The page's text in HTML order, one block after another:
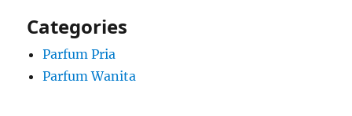
Categories
Parfum Pria
Parfum Wanita